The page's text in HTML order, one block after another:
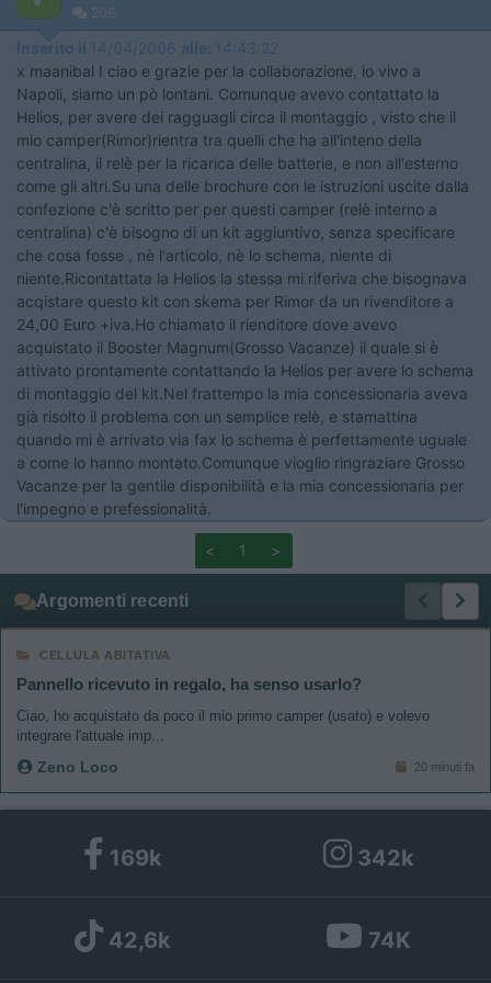
206
Inserito il 14/04/2006 alle: 14:43:22
x maanibal I ciao e grazie per la collaborazione, io vivo a
Napoli, siamo un pò lontani. Comunque avevo contattato la
Helios, per avere dei ragguagli circa il montaggio , visto che il
mio camper(Rimor)rientra tra quelli che ha all'inteno della
centralina, il relè per la ricarica delle batterie, e non all'esterno
come gli altri.Su una delle brochure con le istruzioni uscite dalla
confezione c'è scritto per per questi camper (relè interno a
centralina) c'è bisogno di un kit aggiuntivo, senza specificare
che cosa fosse , nè l'articolo, nè lo schema, niente di
niente.Ricontattata la Helios la stessa mi riferiva che bisognava
acqistare questo kit con skema per Rimor da un rivenditore a
24,00 Euro +iva.Ho chiamato il rienditore dove avevo
acquistato il Booster Magnum(Grosso Vacanze) il quale si è
attivato prontamente contattando la Helios per avere lo schema
di montaggio del kit.Nel frattempo la mia concessionaria aveva
già risolto il problema con un semplice relè, e stamattina
quando mi è arrivato via fax lo schema è perfettamente uguale
a come lo hanno montato.Comunque vioglio ringraziare Grosso
Vacanze per la gentile disponibilità e la mia concessionaria per
l'impegno e prefessionalità.
< 1 >
Argomenti recenti
CELLULA ABITATIVA
Pannello ricevuto in regalo, ha senso usarlo?
Ciao, ho acquistato da poco il mio primo camper (usato) e volevo
integrare l'attuale imp...
Zeno Loco 20 minuti fa
169k 342k
42,6k 74K